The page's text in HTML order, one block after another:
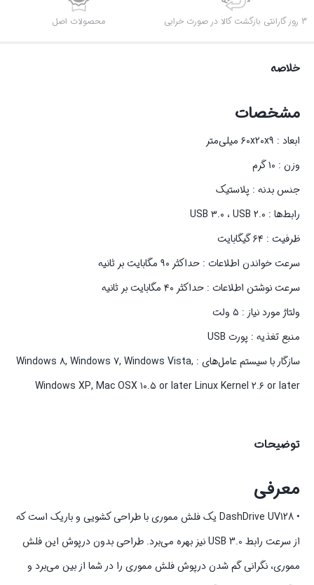
3 روز گارانتی بازگشت کالا در صورت خرابی محصولات اصل
خلاصه
مشخصات
ابعاد : ۶۰x۲۰x۹ میلی‌متر
وزن : ۱۰ گرم
جنس بدنه : پلاستیک
رابط‌ها : USB ۳.۰ ، USB ۲.۰
ظرفیت : ۶۴ گیگابایت
سرعت خواندن اطلاعات : حداکثر ۹۰ مگابایت بر ثانیه
سرعت نوشتن اطلاعات : حداکثر ۴۰ مگابایت بر ثانیه
ولتاژ مورد نیاز : ۵ ولت
منبع تغذیه : پورت USB
سازگار با سیستم‌ عامل‌های : Windows ۸, Windows ۷, Windows Vista,
Windows XP, Mac OSX ۱۰.۵ or later Linux Kernel ۲.۶ or later
توضیحات
معرفی
• DashDrive UV128 یک فلش مموری با طراحی کشویی و باریک است که
از سرعت رابط USB 3.0 نیز بهره می‌برد. طراحی بدون درپوش این فلش
مموری، نگرانی گم شدن درپوش فلش مموری را در شما از بین می‌برد و